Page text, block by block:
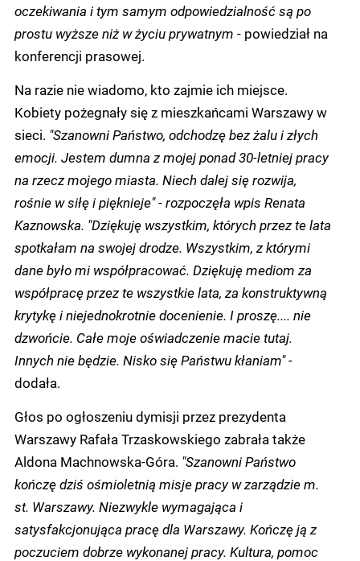
oczekiwania i tym samym odpowiedzialność są po
prostu wyższe niż w życiu prywatnym - powiedział na
konferencji prasowej.
Na razie nie wiadomo, kto zajmie ich miejsce.
Kobiety pożegnały się z mieszkańcami Warszawy w
sieci. "Szanowni Państwo, odchodzę bez żalu i złych
emocji. Jestem dumna z mojej ponad 30-letniej pracy
na rzecz mojego miasta. Niech dalej się rozwija,
rośnie w siłę i pięknieje" - rozpoczęła wpis Renata
Kaznowska. "Dziękuję wszystkim, których przez te lata
spotkałam na swojej drodze. Wszystkim, z którymi
dane było mi współpracować. Dziękuję mediom za
współpracę przez te wszystkie lata, za konstruktywną
krytykę i niejednokrotnie docenienie. I proszę.... nie
dzwońcie. Całe moje oświadczenie macie tutaj.
Innych nie będzie. Nisko się Państwu kłaniam"-
dodała.
Głos po ogłoszeniu dymisji przez prezydenta
Warszawy Rafała Trzaskowskiego zabrała także
Aldona Machnowska-Góra. "Szanowni Państwo
kończę dziś ośmioletnią misje pracy w zarządzie m.
st. Warszawy. Niezwykle wymagająca i
satysfakcjonująca pracę dla Warszawy. Kończę ją z
poczuciem dobrze wykonanej pracy. Kultura, pomoc